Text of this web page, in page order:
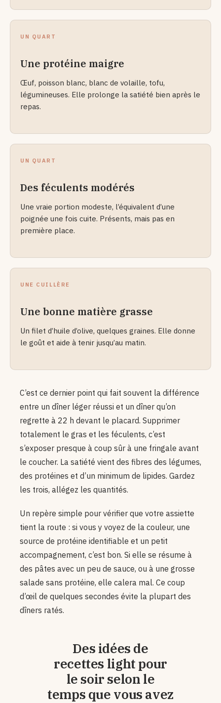
UN QUART
Une protéine maigre
Œuf, poisson blanc, blanc de volaille, tofu,
légumineuses. Elle prolonge la satiété bien après le
repas.
UN QUART
Des féculents modérés
Une vraie portion modeste, l’équivalent d’une
poignée une fois cuite. Présents, mais pas en
première place.
UNE CUILLÈRE
Une bonne matière grasse
Un filet d’huile d’olive, quelques graines. Elle donne
le goût et aide à tenir jusqu’au matin.
C’est ce dernier point qui fait souvent la différence
entre un dîner léger réussi et un dîner qu’on
regrette à 22 h devant le placard. Supprimer
totalement le gras et les féculents, c’est
s’exposer presque à coup sûr à une fringale avant
le coucher. La satiété vient des fibres des légumes,
des protéines et d’un minimum de lipides. Gardez
les trois, allégez les quantités.
Un repère simple pour vérifier que votre assiette
tient la route : si vous y voyez de la couleur, une
source de protéine identifiable et un petit
accompagnement, c’est bon. Si elle se résume à
des pâtes avec un peu de sauce, ou à une grosse
salade sans protéine, elle calera mal. Ce coup
d’œil de quelques secondes évite la plupart des
dîners ratés.
Des idées de
recettes light pour
le soir selon le
temps que vous avez